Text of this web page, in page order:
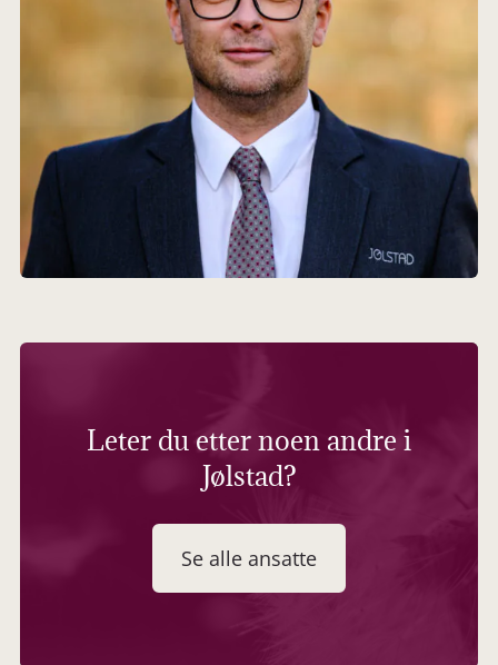
Leter du etter noen andre i
Jølstad?
Se alle ansatte